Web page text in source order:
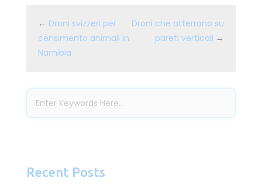
← Droni svizzeri per
censimento animali in
Namibia
Droni che atterrano su
pareti verticali →
Recent Posts